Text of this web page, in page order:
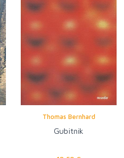
Thomas Bernhard
Gubitnik